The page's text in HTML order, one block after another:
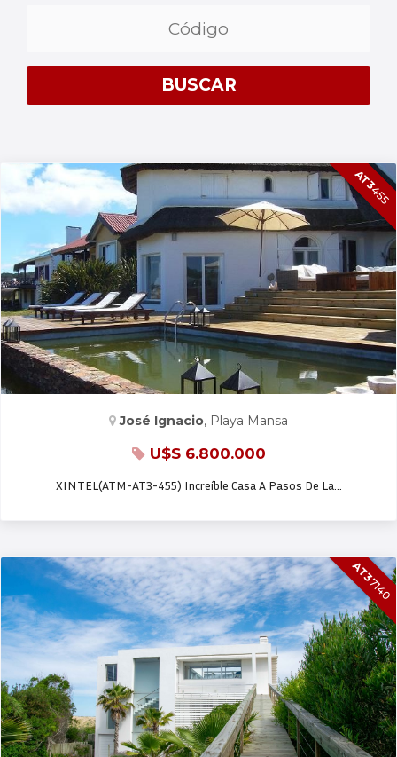
AT3
455
CASA EN VENTA
José Ignacio, Playa Mansa
U$S 6.800.000
XINTEL(ATM-AT3-455) Increíble Casa A Pasos De La…
AT3
7140